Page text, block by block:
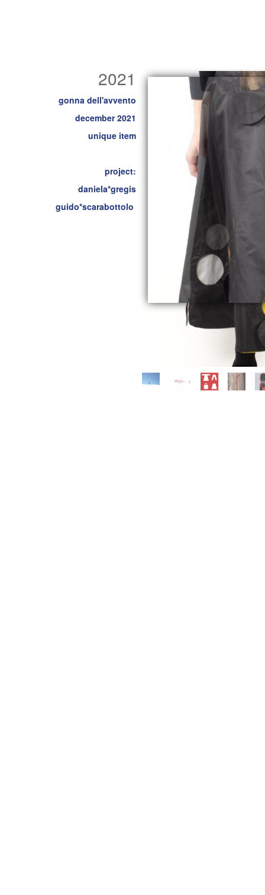
2021
gonna dell'avvento
december 2021
unique item
project:
daniela*gregis
guido*scarabottolo